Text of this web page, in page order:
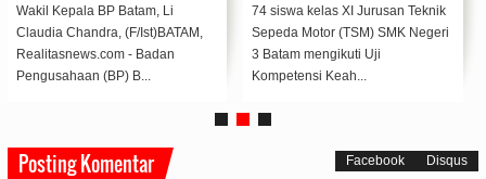
Infrastruktur AI Regional
Wakil Kepala BP Batam, Li
Claudia Chandra, (F/Ist)BATAM,
Realitasnews.com - Badan
Pengusahaan (BP) B...
74 siswa kelas XI Jurusan Teknik
Sepeda Motor (TSM) SMK Negeri
3 Batam mengikuti Uji
Kompetensi Keah...
Posting Komentar Facebook Disqus